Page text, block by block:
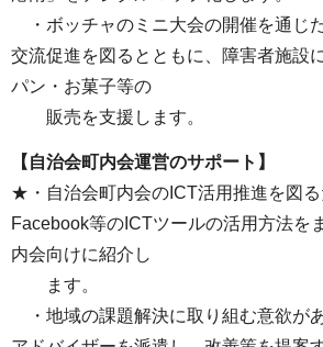
・ボッチャのミニ⼤会の開催を通じ
交流促進を図るとともに、障害者施設
パン・お菓⼦等の
販売を⽀援します。
【自治会町内会運営のサポート】
★・⾃治会町内会のICT活⽤推進を図
Facebook等のICTツールの活⽤⽅法を
内会向けに紹介し
ます。
・地域の課題解決に取り組む意欲が